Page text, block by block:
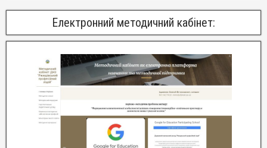
Електронний методичний кабінет: